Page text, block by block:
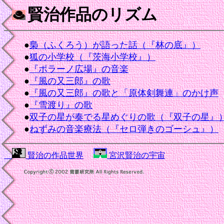
賢治作品のリズム
●梟（ふくろう）が語った話（『林の底』）
●狐の小学校（『茨海小学校』）
●『ポラーノ広場』の音楽
●『風の又三郎』の歌
●『風の又三郎』の歌と「原体剣舞連」のかけ声
●『雪渡り』の歌
●双子の星が奏でる星めぐりの歌（『双子の星』
●ねずみの音楽療法（『セロ弾きのゴーシュ』）
賢治の作品世界 宮沢賢治の宇宙